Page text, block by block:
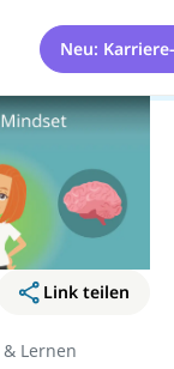
Neu:
Link teilen
Lernen